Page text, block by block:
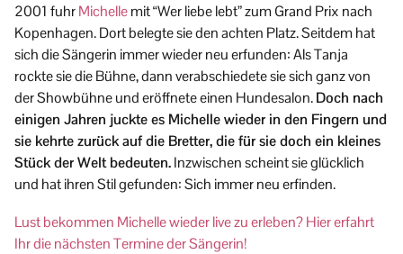
2001 fuhrMichellemit “Wer liebe lebt” zum Grand Prix nach
Kopenhagen. Dort belegte sie den achten Platz. Seitdem hat
sich die Sängerin immer wieder neu erfunden: Als Tanja
rockte sie die Bühne, dann verabschiedete sie sich ganz von
der Showbühne und eröffnete einen Hundesalon.Doch nach
einigen Jahren juckte es Michelle wieder in den Fingern und
sie kehrte zurück auf die Bretter, die für sie doch ein kleines
Stück der Welt bedeuten.Inzwischen scheint sie glücklich
und hat ihren Stil gefunden: Sich immer neu erfinden.
Lust bekommen Michelle wieder live zu erleben? Hier erfahrt
Ihr die nächsten Termine der Sängerin!